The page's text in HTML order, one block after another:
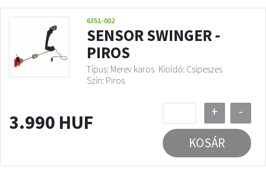
6351-002
SENSOR SWINGER -
PIROS
Típus: Merev karos Kioldó: Csipeszes
Szín: Piros
3.990 HUF +
-
KOSÁR